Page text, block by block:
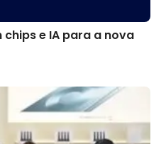
e IA para a nova